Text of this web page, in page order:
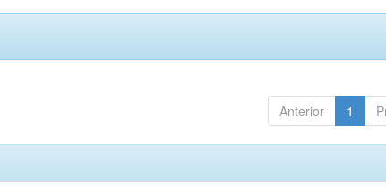
Anterior 1